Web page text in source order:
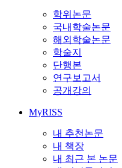
학위논문
국내학술논문
해외학술논문
학술지
단행본
연구보고서
공개강의
MyRISS
내 추천논문
내 책장
내 최근 본 논문